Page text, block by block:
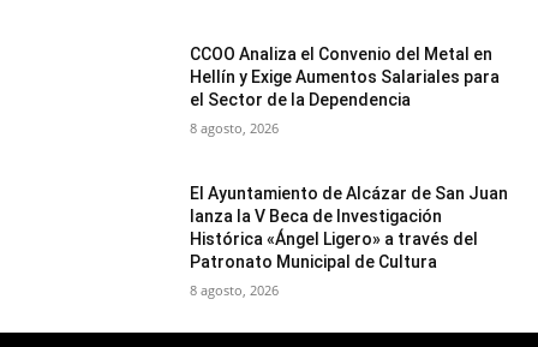
CCOO Analiza el Convenio del Metal en
Hellín y Exige Aumentos Salariales para
el Sector de la Dependencia
8 agosto, 2026
El Ayuntamiento de Alcázar de San Juan
lanza la V Beca de Investigación
Histórica «Ángel Ligero» a través del
Patronato Municipal de Cultura
8 agosto, 2026